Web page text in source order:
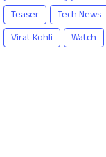
Teaser
Tech News
Virat Kohli
Watch